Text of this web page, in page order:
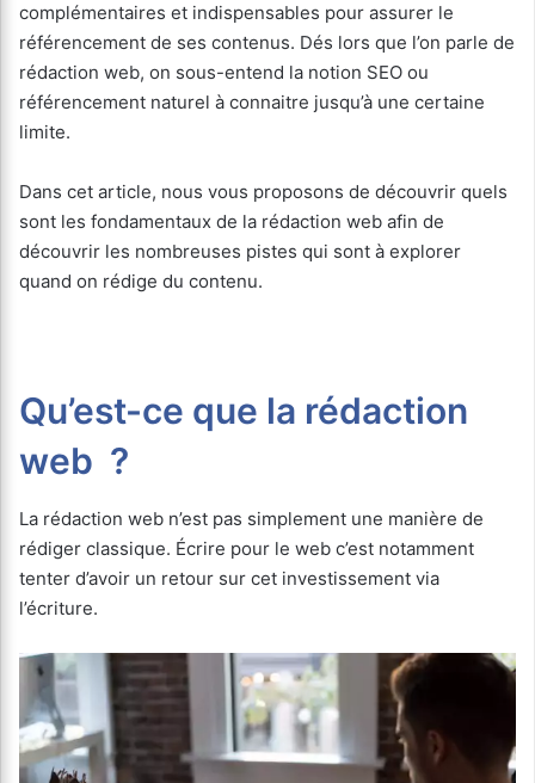
complémentaires et indispensables pour assurer le
référencement de ses contenus. Dés lors que l’on parle de
rédaction web, on sous-entend la notion SEO ou
référencement naturel à connaitre jusqu’à une certaine
limite.
Dans cet article, nous vous proposons de découvrir quels
sont les fondamentaux de la rédaction web afin de
découvrir les nombreuses pistes qui sont à explorer
quand on rédige du contenu.
Qu’est-ce que la rédaction
web ?
La rédaction web n’est pas simplement une manière de
rédiger classique. Écrire pour le web c’est notamment
tenter d’avoir un retour sur cet investissement via
l’écriture.